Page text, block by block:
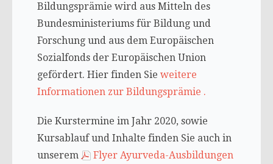
Bildungsprämie wird aus Mitteln des
Bundesministeriums für Bildung und
Forschung und aus dem Europäischen
Sozialfonds der Europäischen Union
gefördert. Hier finden Sie weitere
Informationen zur Bildungsprämie .
Die Kurstermine im Jahr 2020, sowie
Kursablauf und Inhalte finden Sie auch in
unserem
Flyer Ayurveda-Ausbildungen